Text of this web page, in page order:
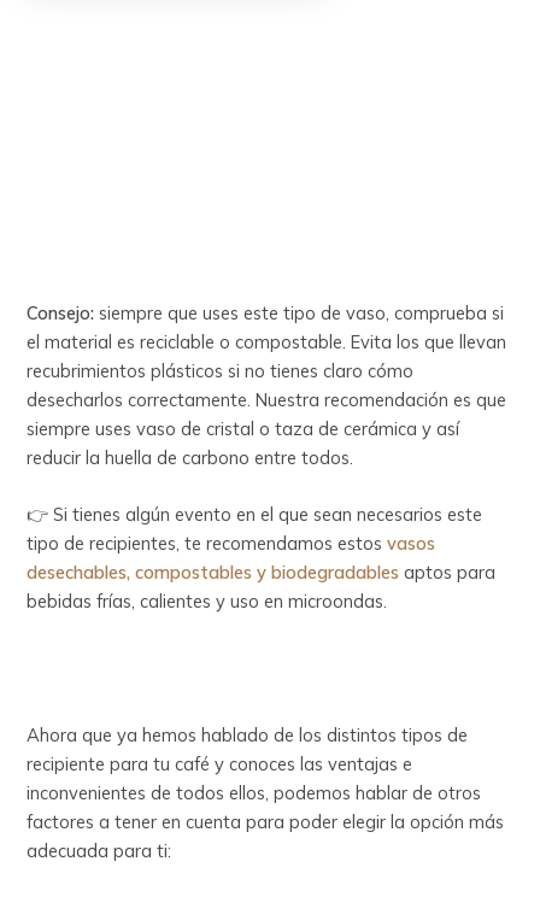
Consejo: siempre que uses este tipo de vaso, comprueba si
el material es reciclable o compostable. Evita los que llevan
recubrimientos plásticos si no tienes claro cómo
desecharlos correctamente. Nuestra recomendación es que
siempre uses vaso de cristal o taza de cerámica y así
reducir la huella de carbono entre todos.
👉 Si tienes algún evento en el que sean necesarios este
tipo de recipientes, te recomendamos estosvasos
desechables, compostables y biodegradables aptos para
bebidas frías, calientes y uso en microondas.
Ahora que ya hemos hablado de los distintos tipos de
recipiente para tu café y conoces las ventajas e
inconvenientes de todos ellos, podemos hablar de otros
factores a tener en cuenta para poder elegir la opción más
adecuada para ti: